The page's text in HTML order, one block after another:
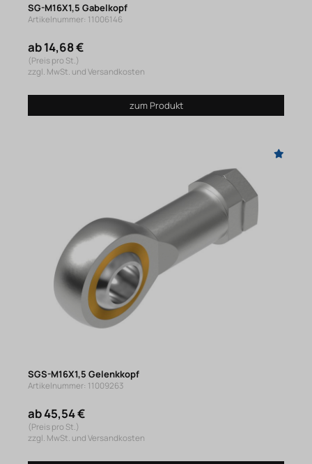
SG-M16X1,5 Gabelkopf
Artikelnummer: 11006146
ab 14,68 €
(Preis pro St.)
zzgl. MwSt. und Versandkosten
zum Produkt
SGS-M16X1,5 Gelenkkopf
Artikelnummer: 11009263
ab 45,54 €
(Preis pro St.)
zzgl. MwSt. und Versandkosten